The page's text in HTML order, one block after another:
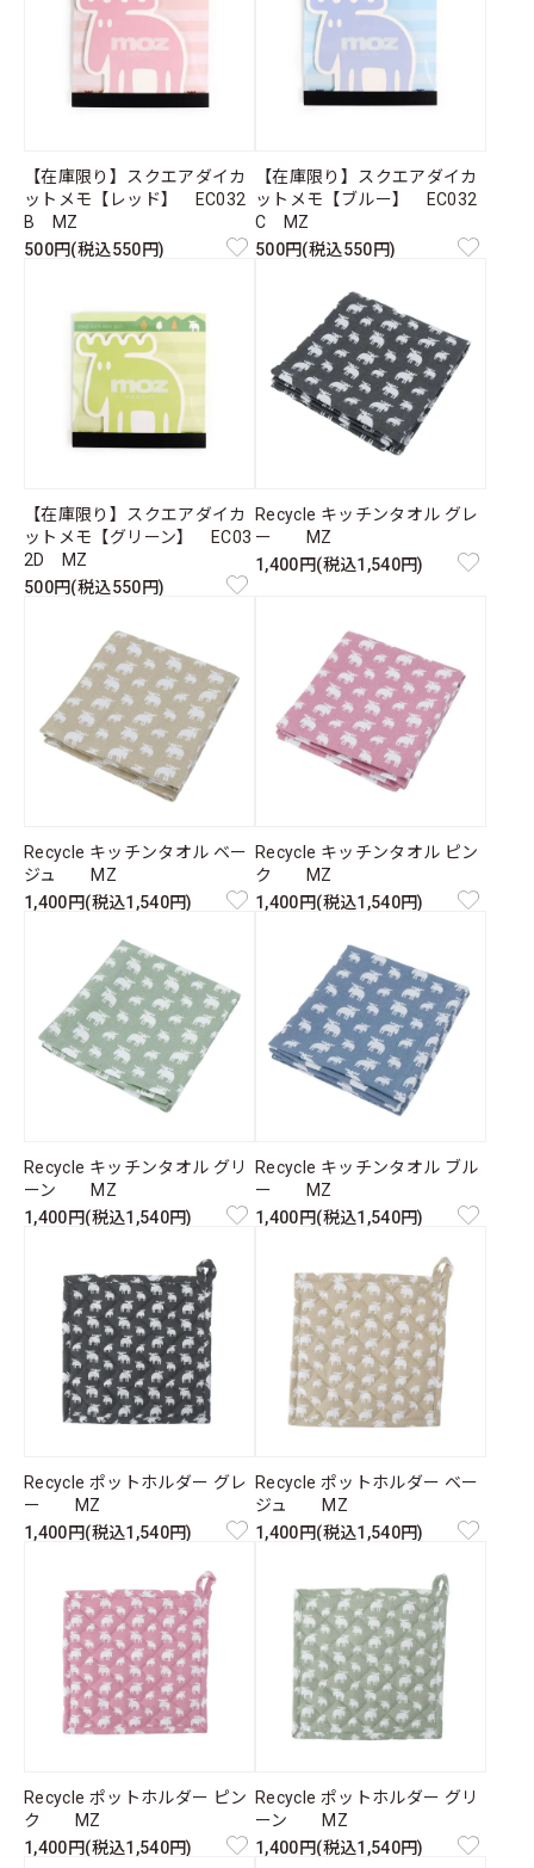
【在庫限り】スクエアダイカ
ットメモ【レッド】 EC032
B MZ
500円(税込550円)
【在庫限り】スクエアダイカ
ットメモ【ブルー】 EC032
C MZ
500円(税込550円)
【在庫限り】スクエアダイカ
ットメモ【グリーン】 EC03
2D MZ
500円(税込550円)
Recycle キッチンタオル グレ
ー MZ
1,400円(税込1,540円)
Recycle キッチンタオル ベー
ジュ MZ
1,400円(税込1,540円)
Recycle キッチンタオル ピン
ク MZ
1,400円(税込1,540円)
Recycle キッチンタオル グリ
ーン MZ
1,400円(税込1,540円)
Recycle キッチンタオル ブル
ー MZ
1,400円(税込1,540円)
Recycle ポットホルダー グレ
ー MZ
1,400円(税込1,540円)
Recycle ポットホルダー ベー
ジュ MZ
1,400円(税込1,540円)
Recycle ポットホルダー ピン
ク MZ
1,400円(税込1,540円)
Recycle ポットホルダー グリ
ーン MZ
1,400円(税込1,540円)